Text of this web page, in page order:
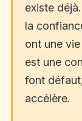
existe
la
ont une
est une
font
accélère.